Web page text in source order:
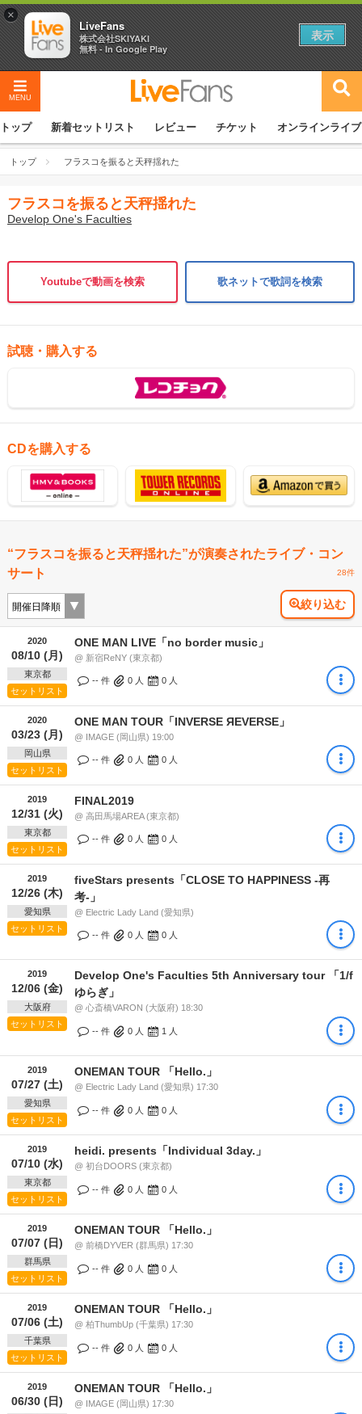
MENU
トップ 新着セットリスト レビュー チケット オンラインライブ
トップ フラスコを振ると天秤揺れた
フラスコを振ると天秤揺れた
Develop One's Faculties
Youtubeで動画を検索 歌ネットで歌詞を検索
試聴・購入する
CDを購入する
“フラスコを振ると天秤揺れた”が演奏されたライブ・コン
サート
28件
絞り込む
2020
08/10 (月)
東京都
セットリスト
ONE MAN LIVE「no border music」
@ 新宿ReNY (東京都)
-- 件 0 人 0 人
2020
03/23 (月)
岡山県
セットリスト
ONE MAN TOUR「INVERSE ЯEVERSE」
@ IMAGE (岡山県) 19:00
-- 件 0 人 0 人
2019
12/31 (火)
東京都
セットリスト
FINAL2019
@ 高田馬場AREA (東京都)
-- 件 0 人 0 人
2019
12/26 (木)
愛知県
セットリスト
fiveStars presents「CLOSE TO HAPPINESS -再
考-」
@ Electric Lady Land (愛知県)
-- 件 0 人 0 人
2019
12/06 (金)
大阪府
セットリスト
Develop One's Faculties 5th Anniversary tour 「1/f
ゆらぎ」
@ 心斎橋VARON (大阪府) 18:30
-- 件 0 人 1 人
2019
07/27 (土)
愛知県
セットリスト
ONEMAN TOUR 「Hello.」
@ Electric Lady Land (愛知県) 17:30
-- 件 0 人 0 人
2019
07/10 (水)
東京都
セットリスト
heidi. presents「Individual 3day.」
@ 初台DOORS (東京都)
-- 件 0 人 0 人
2019
07/07 (日)
群馬県
セットリスト
ONEMAN TOUR 「Hello.」
@ 前橋DYVER (群馬県) 17:30
-- 件 0 人 0 人
2019
07/06 (土)
千葉県
セットリスト
ONEMAN TOUR 「Hello.」
@ 柏ThumbUp (千葉県) 17:30
-- 件 0 人 0 人
2019
06/30 (日)
ONEMAN TOUR 「Hello.」
@ IMAGE (岡山県) 17:30
×
LiveFans
株式会社SKIYAKI
無料 - In Google Play
表示